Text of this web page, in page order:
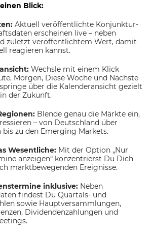
Blick:
Aktuell veröffentlichte Konjunktur-
erscheinen live – neben
zuletzt veröffentlichtem Wert, damit
reagieren kannst.
Wechsle mit einem Klick
Morgen, Diese Woche und Nächste
über die Kalenderansicht gezielt
der Zukunft.
Blende genau die Märkte ein,
– von Deutschland über
bis zu den Emerging Markets.
Wesentliche: Mit der Option „Nur
anzeigen“ konzentrierst Du Dich
marktbewegenden Ereignisse.
inklusive: Neben
findest Du Quartals- und
sowie Hauptversammlungen,
Dividendenzahlungen und